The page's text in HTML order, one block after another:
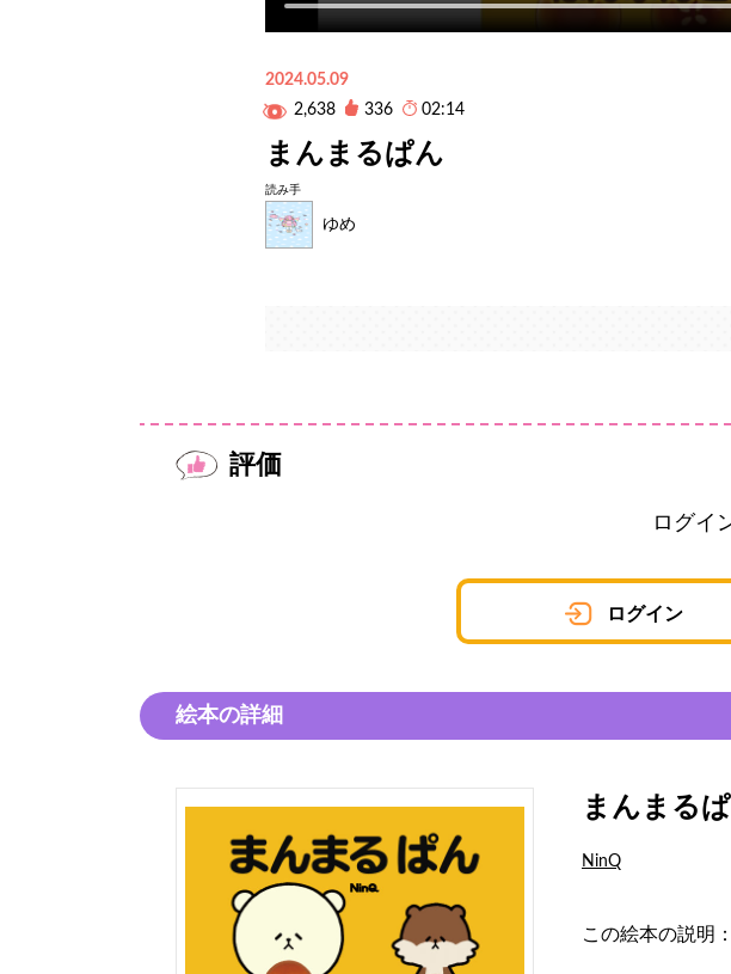
2024.05.09
2,638
336 02:14
まんまるぱん
読み手
ゆめ
評価
ログイ
ログイン
絵本の詳細
まんまる
NinQ
この絵本の説明：